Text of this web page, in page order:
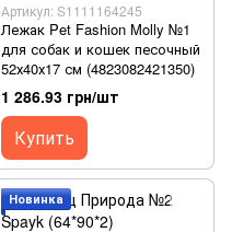
Артикул: S1111164245
Лежак Pet Fashion Molly №1
для собак и кошек песочный
52х40х17 см (4823082421350)
1 286.93 грн/шт
Купить
Новинка